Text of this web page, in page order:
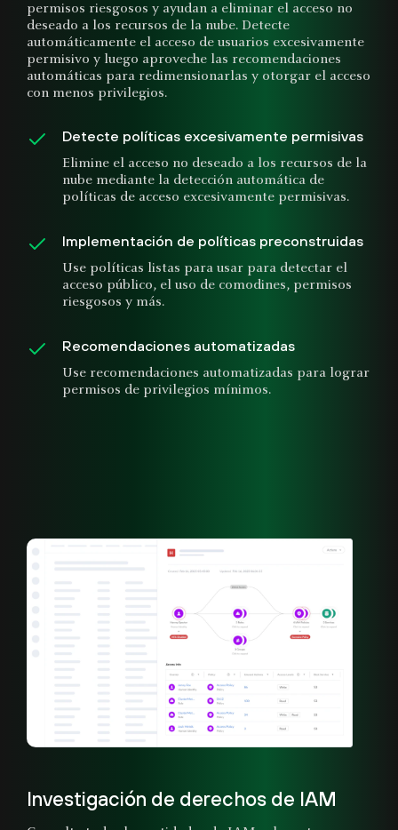
permisos riesgosos y ayudan a eliminar el acceso no
deseado a los recursos de la nube. Detecte
automáticamente el acceso de usuarios excesivamente
permisivo y luego aproveche las recomendaciones
automáticas para redimensionarlas y otorgar el acceso
con menos privilegios.
Detecte políticas excesivamente permisivas
Elimine el acceso no deseado a los recursos de la
nube mediante la detección automática de
políticas de acceso excesivamente permisivas.
Implementación de políticas preconstruidas
Use políticas listas para usar para detectar el
acceso público, el uso de comodines, permisos
riesgosos y más.
Recomendaciones automatizadas
Use recomendaciones automatizadas para lograr
permisos de privilegios mínimos.
Investigación de derechos de IAM